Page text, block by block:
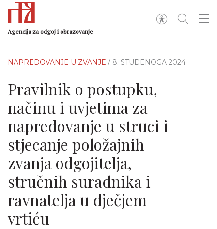
Agencija za odgoj i obrazovanje
NAPREDOVANJE U ZVANJE / 8. STUDENOGA 2024.
Pravilnik o postupku,
načinu i uvjetima za
napredovanje u struci i
stjecanje položajnih
zvanja odgojitelja,
stručnih suradnika i
ravnatelja u dječjem
vrtiću